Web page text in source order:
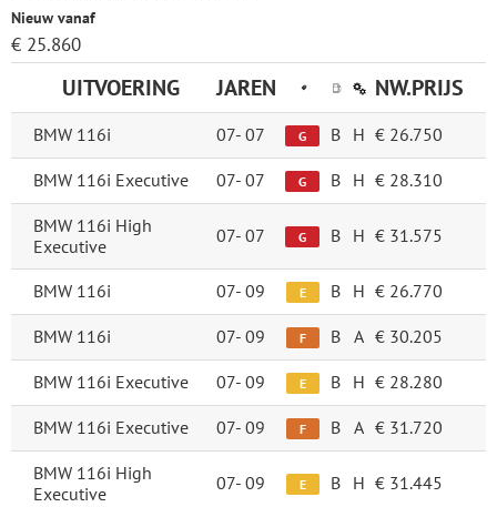
Nieuw vanaf
€ 25.860
UITVOERING JAREN NW.PRIJS
BMW 116i 07- 07 G B H € 26.750
BMW 116i Executive 07- 07 G B H € 28.310
BMW 116i High
Executive
07- 07 G B H € 31.575
BMW 116i 07- 09 E B H € 26.770
BMW 116i 07- 09 F B A € 30.205
BMW 116i Executive 07- 09 E B H € 28.280
BMW 116i Executive 07- 09 F B A € 31.720
BMW 116i High
Executive
07- 09 E B H € 31.445